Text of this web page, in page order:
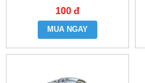
100 đ
MUA NGAY